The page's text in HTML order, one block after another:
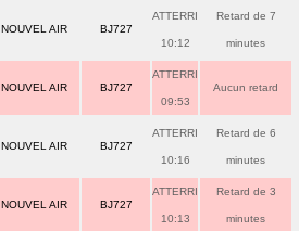
NOUVEL AIR BJ727
ATTERRI
10:12
Retard de 7
minutes
NOUVEL AIR BJ727
ATTERRI
09:53
Aucun retard
NOUVEL AIR BJ727
ATTERRI
10:16
Retard de 6
minutes
NOUVEL AIR BJ727
ATTERRI
10:13
Retard de 3
minutes